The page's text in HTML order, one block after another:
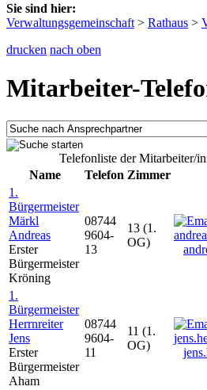
Sie sind hier:
Verwaltungsgemeinschaft > Rathaus >
drucken nach oben
Mitarbeiter-
Telefonliste der Mitarbeiter/
Name
Telefon Zimmer
1.
Bürgermeister
Märkl
Andreas
Erster
Bürgermeister
Kröning
08744
9604-
13
13 (1.
OG)
1.
Bürgermeister
Herrnreiter
Jens
Erster
Bürgermeister
Aham
08744
9604-
11
11 (1.
OG)